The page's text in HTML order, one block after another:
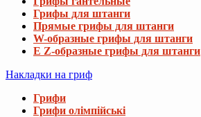
Грифы для штанги
Прямые грифы для штанги
W-образные грифы для штанги
E Z-образные грифы для штанги
Накладки на гриф
Грифи
Грифи олімпійські